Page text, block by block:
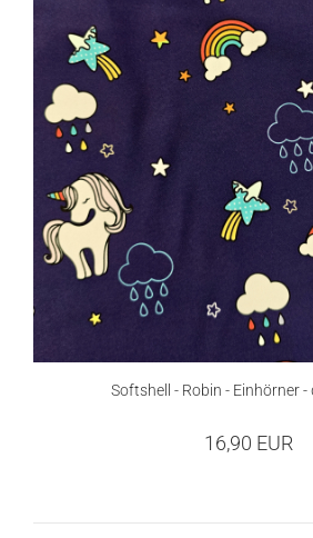
Softshell - Robin - Einhörner -
16,90 EUR